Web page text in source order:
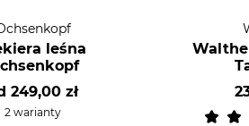
leśna
249,00 zł
2 warianty